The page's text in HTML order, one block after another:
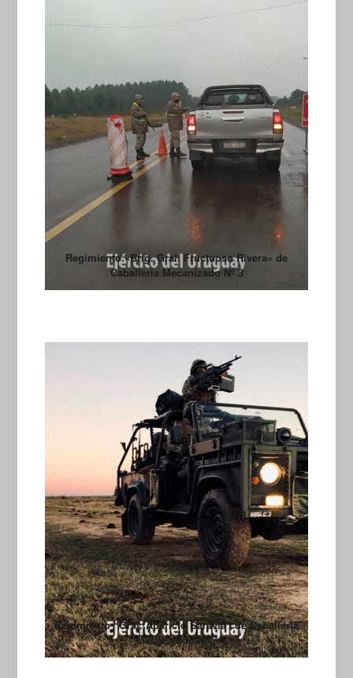
Regimiento «Brig. Gral. Fructuoso Rivera» de
Caballería Mecanizado Nº 3
Regimiento “Gral. Aparicio Saravia” de Caballería
Mecanizado N° 7